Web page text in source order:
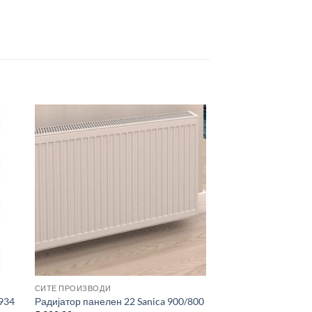
СИТЕ ПРОИЗВОДИ
Радијатор панелен 22 Sanica 900/800